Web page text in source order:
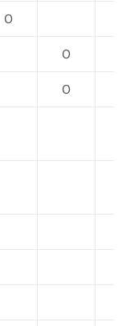
O
O
O